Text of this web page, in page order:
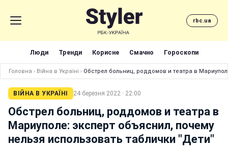
rbc.ua
Люди Тренди Корисне Смачно Гороскопи
Головна › Війна в Україні › Обстрел больниц, роддомов и театра в
ВІЙНА В УКРАЇНІ 24 березня 2022 · 22:00
Обстрел больниц, роддомов и театра в
Мариуполе: эксперт объяснил, почему
нельзя использовать таблички "Дети"